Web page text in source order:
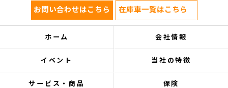
お問い合わせはこちら 在庫車一覧はこちら
ホーム 会社情報
イベント 当社の特徴
サービス・商品 保険